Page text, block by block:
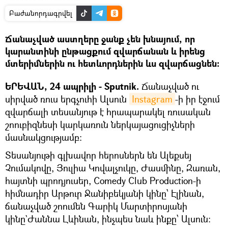
Բաժանորդագրվել
Ճանաչված աստղերը ջանք չեն խնայում, որ
կարանտինի ընթացքում զվարճանան և իրենց
մտերիմներին ու հետևորդներին ևս զվարճացնեն։
ԵՐԵՎԱՆ, 24 ապրիլի - Sputnik. Ճանաչված ու
սիրված ռուս երգչուհի Ալսուն Instagram -ի իր էջում
զվարճալի տեսանյութ է հրապարակել ռուսական
շոուբիզնեսի կարկառուն ներկայացուցիչների
մասնակցությամբ:
Տեսանյութի գլխավոր հերոսներն են Ալեքսեյ
Չումակովը, Յուլիա Կովալչուկը, Ժասմինը, Զառան,
հայտնի պրոդյուսեր, Comedy Club Production-ի
հիմնադիր Արթուր Ջանիբեկյանի կինը՝ Էլինան,
ճանաչված շոումեն Գարիկ Մարտիրոսյանի
կինը`Ժաննա Լևինան, ինչպես նաև ինքը՝ Ալսուն: